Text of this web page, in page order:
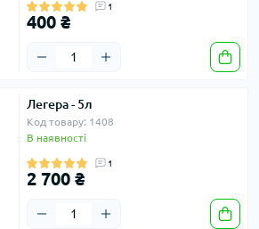
1
400 ₴
Легера - 5л
Код товару: 1408
В наявності
1
2 700 ₴